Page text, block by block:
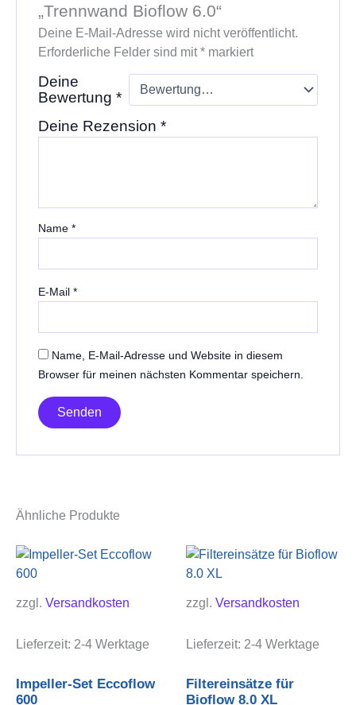
„Trennwand Bioflow 6.0“
Deine E-Mail-Adresse wird nicht veröffentlicht.
Erforderliche Felder sind mit*markiert
Deine
Bewertung *
Deine Rezension *
Name *
E-Mail *
Name, E-Mail-Adresse und Website in diesem
Browser für meinen nächsten Kommentar speichern.
Ähnliche Produkte
zzgl. Versandkosten
Lieferzeit: 2-4 Werktage
Impeller-Set Eccoflow
600
zzgl. Versandkosten
Lieferzeit: 2-4 Werktage
Filtereinsätze für
Bioflow 8.0 XL